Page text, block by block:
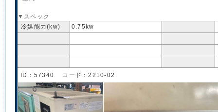
▼スペック
冷媒能力(kw)
0.75kw
ID：57340 コード：2210-02